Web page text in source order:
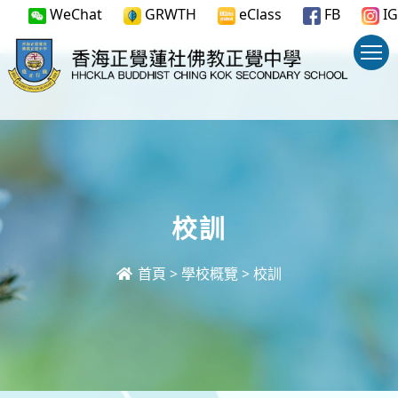
WeChat GRWTH eClass FB IG
校訓
首頁 >學校概覽 >校訓